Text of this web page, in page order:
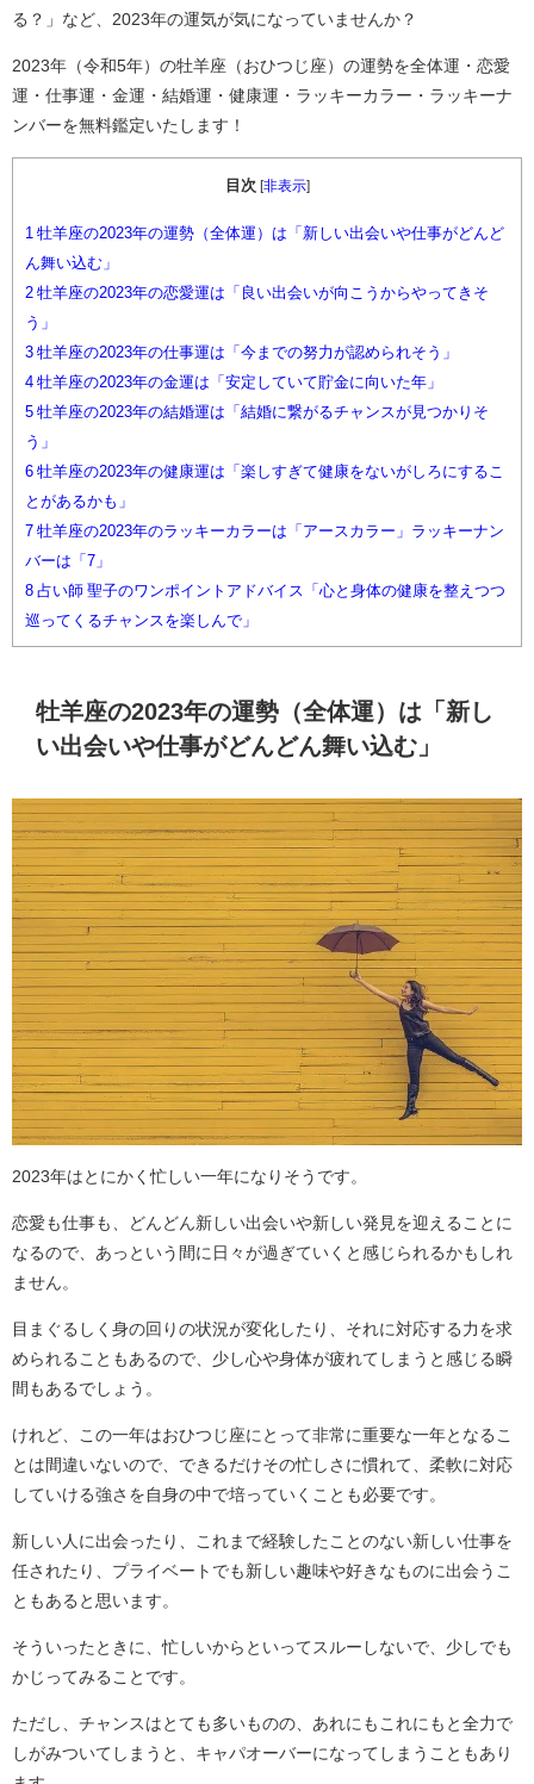
る？」など、2023年の運気が気になっていませんか？
2023年（令和5年）の牡羊座（おひつじ座）の運勢を全体運・恋愛
運・仕事運・金運・結婚運・健康運・ラッキーカラー・ラッキーナ
ンバーを無料鑑定いたします！
目次 非表示]
1 牡羊座の2023年の運勢（全体運）は「新しい出会いや仕事がどんど
ん舞い込む」
2 牡羊座の2023年の恋愛運は「良い出会いが向こうからやってきそ
う」
3 牡羊座の2023年の仕事運は「今までの努力が認められそう」
4 牡羊座の2023年の金運は「安定していて貯金に向いた年」
5 牡羊座の2023年の結婚運は「結婚に繋がるチャンスが見つかりそ
う」
6 牡羊座の2023年の健康運は「楽しすぎて健康をないがしろにするこ
とがあるかも」
7 牡羊座の2023年のラッキーカラーは「アースカラー」ラッキーナン
バーは「7」
8 占い師 聖子のワンポイントアドバイス「心と身体の健康を整えつつ
巡ってくるチャンスを楽しんで」
牡羊座の2023年の運勢（全体運）は「新し
い出会いや仕事がどんどん舞い込む」
2023年はとにかく忙しい一年になりそうです。
恋愛も仕事も、どんどん新しい出会いや新しい発見を迎えることに
なるので、あっという間に日々が過ぎていくと感じられるかもしれ
ません。
目まぐるしく身の回りの状況が変化したり、それに対応する力を求
められることもあるので、少し心や身体が疲れてしまうと感じる瞬
間もあるでしょう。
けれど、この一年はおひつじ座にとって非常に重要な一年となるこ
とは間違いないので、できるだけその忙しさに慣れて、柔軟に対応
していける強さを自身の中で培っていくことも必要です。
新しい人に出会ったり、これまで経験したことのない新しい仕事を
任されたり、プライベートでも新しい趣味や好きなものに出会うこ
ともあると思います。
そういったときに、忙しいからといってスルーしないで、少しでも
かじってみることです。
ただし、チャンスはとても多いものの、あれにもこれにもと全力で
しがみついてしまうと、キャパオーバーになってしまうこともあり